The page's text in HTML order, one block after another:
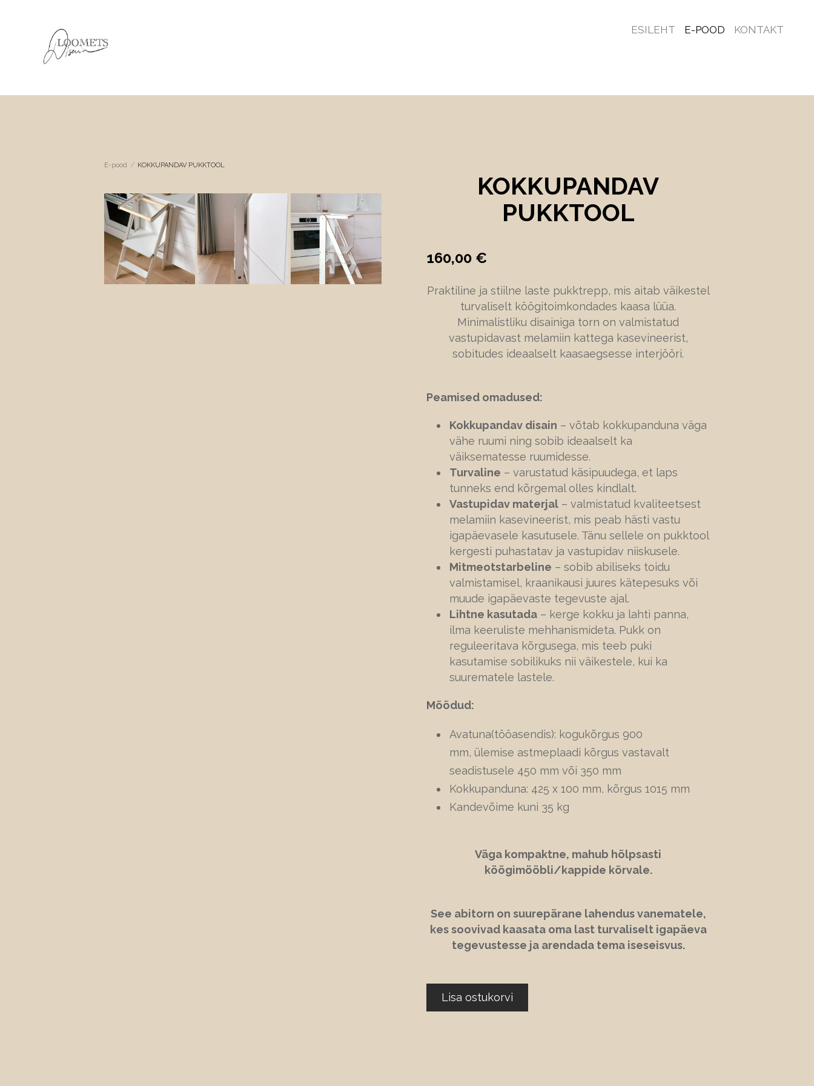
ESILEHT E-POOD KONTAKT
E-pood / KOKKUPANDAV PUKKTOOL
KOKKUPANDAV
PUKKTOOL
160,00 €
Praktiline ja stiilne laste pukktrepp, mis aitab väikestel
turvaliselt köögitoimkondades kaasa lüüa.
Minimalistliku disainiga torn on valmistatud
vastupidavast melamiin kattega kasevineerist,
sobitudes ideaalselt kaasaegsesse interjööri.
Peamised omadused:
Kokkupandav disain – võtab kokkupanduna väga
vähe ruumi ning sobib ideaalselt ka
väiksematesse ruumidesse.
Turvaline – varustatud käsipuudega, et laps
tunneks end kõrgemal olles kindlalt.
Vastupidav materjal – valmistatud kvaliteetsest
melamiin kasevineerist, mis peab hästi vastu
igapäevasele kasutusele. Tänu sellele on pukktool
kergesti puhastatav ja vastupidav niiskusele.
Mitmeotstarbeline – sobib abiliseks toidu
valmistamisel, kraanikausi juures kätepesuks või
muude igapäevaste tegevuste ajal.
Lihtne kasutada – kerge kokku ja lahti panna,
ilma keeruliste mehhanismideta. Pukk on
reguleeritava kõrgusega, mis teeb puki
kasutamise sobilikuks nii väikestele, kui ka
suurematele lastele.
Mõõdud:
Avatuna(tööasendis): kogukõrgus 900
mm, ülemise astmeplaadi kõrgus vastavalt
seadistusele 450 mm või 350 mm
Kokkupanduna: 425 x 100 mm, kõrgus 1015 mm
Kandevõime kuni 35 kg
Väga kompaktne, mahub hõlpsasti
köögimööbli/kappide kõrvale.
See abitorn on suurepärane lahendus vanematele,
kes soovivad kaasata oma last turvaliselt igapäeva
tegevustesse ja arendada tema iseseisvus.
Lisa ostukorvi